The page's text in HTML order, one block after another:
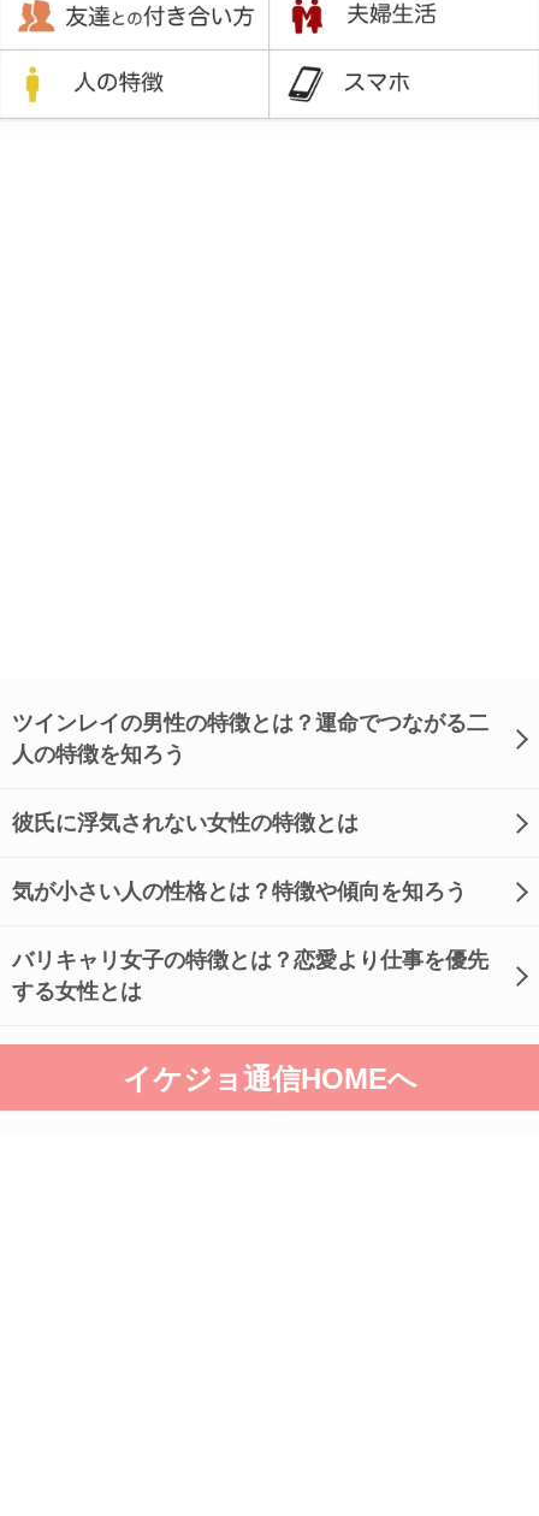
ツインレイの男性の特徴とは？運命でつながる二
人の特徴を知ろう
彼氏に浮気されない女性の特徴とは
気が小さい人の性格とは？特徴や傾向を知ろう
バリキャリ女子の特徴とは？恋愛より仕事を優先
する女性とは
イケジョ通信HOMEへ